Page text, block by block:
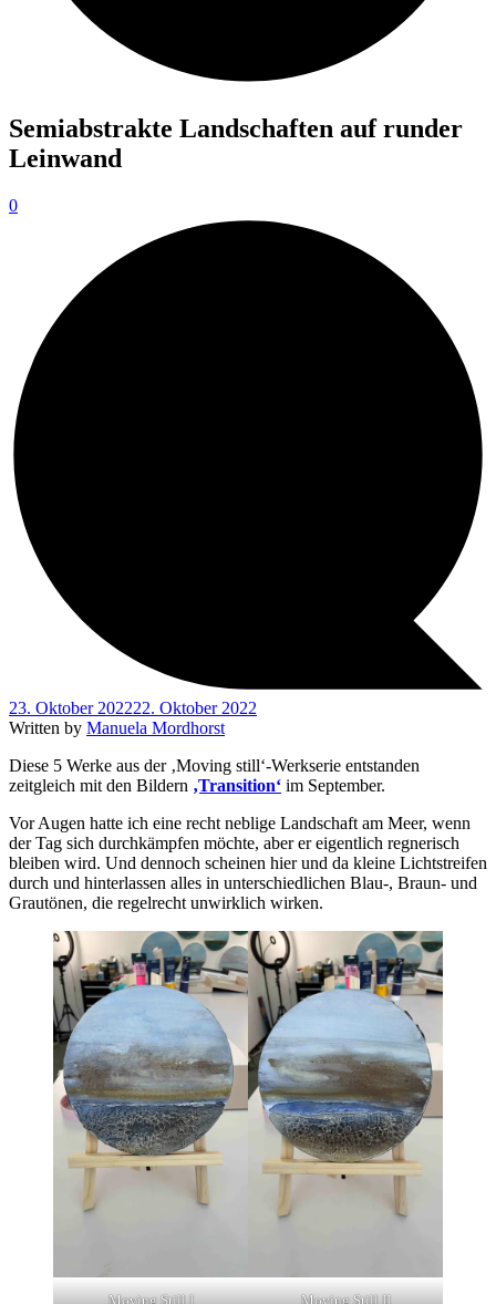
Semiabstrakte Landschaften auf runder
Leinwand
0
23. Oktober 202222. Oktober 2022
Written by Manuela Mordhorst
Diese 5 Werke aus der ‚Moving still‘-Werkserie entstanden
zeitgleich mit den Bildern ‚Transition‘ im September.
Vor Augen hatte ich eine recht neblige Landschaft am Meer, wenn
der Tag sich durchkämpfen möchte, aber er eigentlich regnerisch
bleiben wird. Und dennoch scheinen hier und da kleine Lichtstreifen
durch und hinterlassen alles in unterschiedlichen Blau-, Braun- und
Grautönen, die regelrecht unwirklich wirken.
Moving Still I Moving Still II